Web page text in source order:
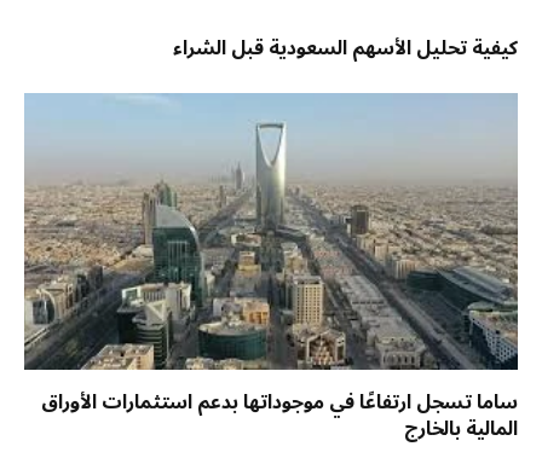
كيفية تحليل الأسهم السعودية قبل الشراء
ساما تسجل ارتفاعًا في موجوداتها بدعم استثمارات الأوراق
المالية بالخارج